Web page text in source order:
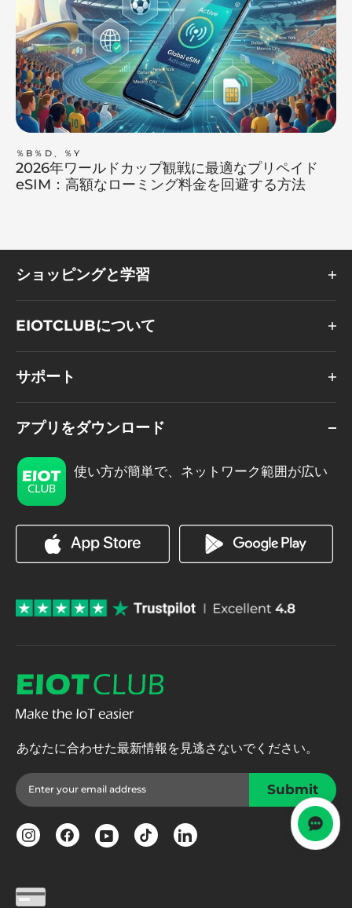
％B％D、％Y
2026年ワールドカップ観戦に最適なプリペイド
eSIM：高額なローミング料金を回避する方法
ショッピングと学習
EIOTCLUBについて
サポート
アプリをダウンロード
使い方が簡単で、ネットワーク範囲が広い
あなたに合わせた最新情報を見逃さないでください。
メ
ー
ル
ア
ド
レ
ス
購
読
Submit
購
読
InstagramFacebookYouTubeTikTokLinkedIn